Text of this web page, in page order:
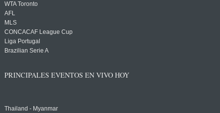
WTA Toronto
AFL
MLS
CONCACAF League Cup
Liga Portugal
Brazilian Serie A
PRINCIPALES EVENTOS EN VIVO HOY
Thailand - Myanmar